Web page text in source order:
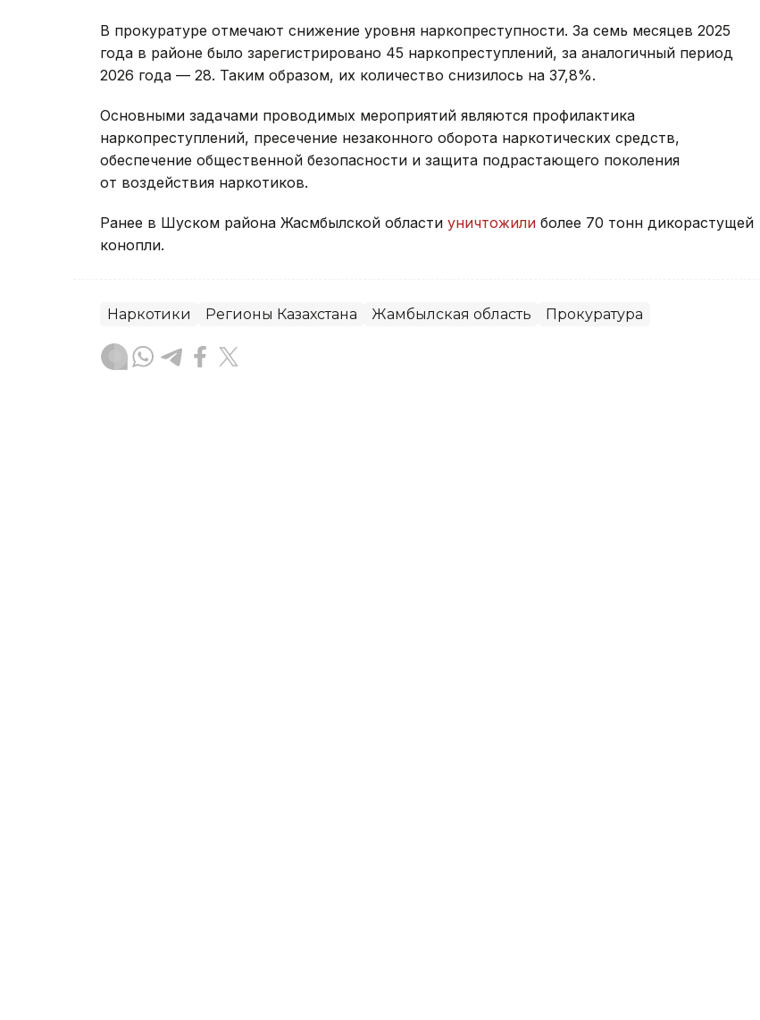
В прокуратуре отмечают снижение уровня наркопреступности. За семь месяцев 2025
года в районе было зарегистрировано 45 наркопреступлений, за аналогичный период
2026 года — 28. Таким образом, их количество снизилось на 37,8%.
Основными задачами проводимых мероприятий являются профилактика
наркопреступлений, пресечение незаконного оборота наркотических средств,
обеспечение общественной безопасности и защита подрастающего поколения
от воздействия наркотиков.
Ранее в Шуском района Жасмбылской области уничтожили более 70 тонн дикорастущей
конопли.
Наркотики Регионы Казахстана Жамбылская область Прокуратура